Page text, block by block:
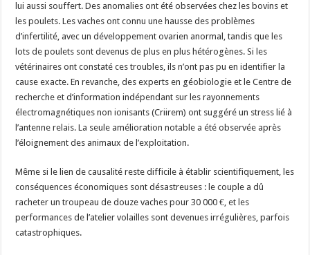
lui aussi souffert. Des anomalies ont été observées chez les bovins et
les poulets. Les vaches ont connu une hausse des problèmes
d’infertilité, avec un développement ovarien anormal, tandis que les
lots de poulets sont devenus de plus en plus hétérogènes. Si les
vétérinaires ont constaté ces troubles, ils n’ont pas pu en identifier la
cause exacte. En revanche, des experts en géobiologie et le Centre de
recherche et d’information indépendant sur les rayonnements
électromagnétiques non ionisants (Criirem) ont suggéré un stress lié à
l’antenne relais. La seule amélioration notable a été observée après
l’éloignement des animaux de l’exploitation.
Même si le lien de causalité reste difficile à établir scientifiquement, les
conséquences économiques sont désastreuses : le couple a dû
racheter un troupeau de douze vaches pour 30 000 €, et les
performances de l’atelier volailles sont devenues irrégulières, parfois
catastrophiques.